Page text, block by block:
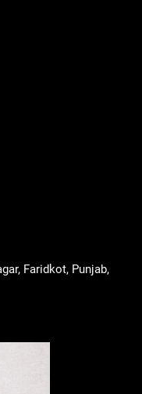
Faridkot, Punjab,